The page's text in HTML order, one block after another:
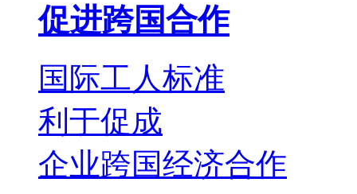
促进跨国合作
国际工人标准
利于促成
企业跨国经济合作